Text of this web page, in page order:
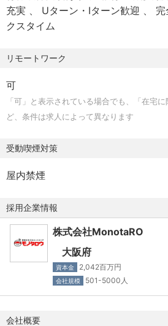
【従事すべき業務の変更の範囲】
会社の定める就業場所（会社が在宅
在宅勤務を行う場所を含む。）
充実
Uターン・Iターン歓迎
クスタイム
リモートワーク
可
「可」と表示されている場合でも、「在宅
ど、条件は求人によって異なります
受動喫煙対策
屋内禁煙
採用企業情報
株式会社MonotaRO
大阪府
資本金 2,042百万円
会社規模 501-5000人
会社概要